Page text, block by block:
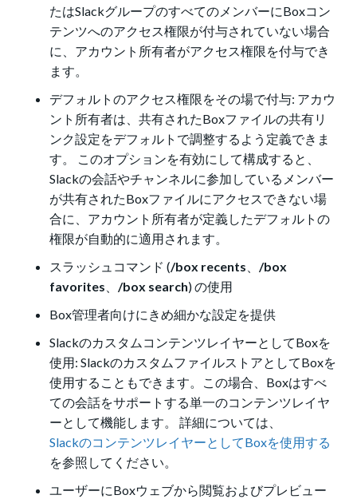
たはSlackグループのすべてのメンバーにBoxコン
テンツへのアクセス権限が付与されていない場合
に、アカウント所有者がアクセス権限を付与でき
ます。
デフォルトのアクセス権限をその場で付与: アカウ
ント所有者は、共有されたBoxファイルの共有リ
ンク設定をデフォルトで調整するよう定義できま
す。 このオプションを有効にして構成すると、
Slackの会話やチャンネルに参加しているメンバー
が共有されたBoxファイルにアクセスできない場
合に、アカウント所有者が定義したデフォルトの
権限が自動的に適用されます。
スラッシュコマンド (/box recents 、/box
favorites 、/box search) の使用
Box管理者向けにきめ細かな設定を提供
SlackのカスタムコンテンツレイヤーとしてBoxを
使用: SlackのカスタムファイルストアとしてBoxを
使用することもできます。この場合、Boxはすべ
ての会話をサポートする単一のコンテンツレイヤ
ーとして機能します。 詳細については、
SlackのコンテンツレイヤーとしてBoxを使用する
を参照してください。
ユーザーにBoxウェブから閲覧およびプレビュー